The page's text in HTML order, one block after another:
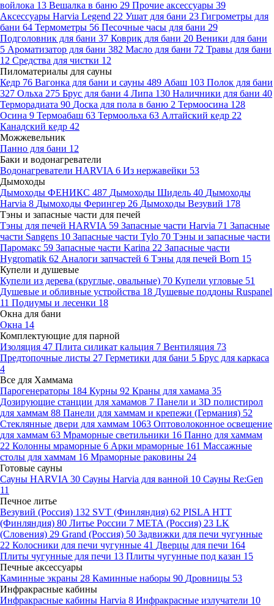
войлока 13 Вешалка в баню 29 Прочие аксессуары 39
Аксессуары Harvia Legend 22 Ушат для бани 23 Гигрометры для
бани 64 Термометры 56 Песочные часы для бани 29
Подголовник для бани 37 Коврик для бани 20 Веники для бани
5 Ароматизатор для бани 382 Масло для бани 72 Травы для бани
12 Средства для чистки 12
Пиломатериалы для сауны
Кедр 76 Вагонка для бани и сауны 489 Абаш 103 Полок для бани
327 Ольха 275 Брус для бани 4 Липа 130 Наличники для бани 40
Терморадиата 90 Доска для пола в баню 2 Термоосина 128
Осина 9 Термоабаш 63 Термоольха 63 Алтайский кедр 22
Канадский кедр 42
Можжевельник
Панно для бани 12
Баки и водонагреватели
Водонагреватели HARVIA 6 Из нержавейки 53
Дымоходы
Дымоходы ФЕНИКС 487 Дымоходы Шидель 40 Дымоходы
Harvia 8 Дымоходы Ферингер 26 Дымоходы Везувий 178
Тэны и запасные части для печей
Тэны для печей HARVIA 59 Запасные части Harvia 71 Запасные
части Sangens 10 Запасные части Tylo 70 Тэны и запасные части
Паромакс 59 Запасные части Karina 22 Запасные части
Hygromatik 62 Аналоги запчастей 6 Тэны для печей Born 15
Купели и душевые
Купели из дерева (круглые, овальные) 70 Купели угловые 51
Душевые и обливные устройства 18 Душевые поддоны Ruspanel
11 Подиумы и лесенки 18
Окна для бани
Окна 14
Комплектующие для парной
Изоляция 47 Плита силикат кальция 7 Вентиляция 73
Предтопочные листы 27 Герметики для бани 5 Брус для каркаса
4
Все для Хаммама
Парогенераторы 184 Курны 92 Краны для хамама 35
Дозирующие станции для хамамов 7 Панели и 3D полистирол
для хаммам 88 Панели для хаммам и крепежи (Германия) 52
Стеклянные двери для хаммам 1063 Оптоволоконное освещение
для хаммам 63 Мраморные светильники 16 Панно для хаммам
22 Колонны мраморные 6 Арки мраморные 161 Массажные
столы для хаммам 16 Мраморные раковины 24
Готовые сауны
Сауны HARVIA 30 Сауны Harvia для ванной 10 Сауны Re:Gen
11
Печное литье
Везувий (Россия) 132 SVT (Финляндия) 62 PISLA HTT
(Финляндия) 80 Литье России 7 МЕТА (Россия) 23 LK
(Словения) 29 Grand (Россия) 50 Задвижки для печи чугунные
22 Колосники для печи чугунные 41 Дверцы для печи 164
Плиты чугунные для печи 13 Плиты чугунные под казан 15
Печные аксессуары
Каминные экраны 28 Каминные наборы 90 Дровницы 53
Инфракрасные кабины
Инфракрасные кабины Harvia 8 Инфракрасные излучатели 10